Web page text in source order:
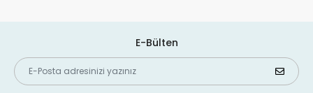
E-Bülten